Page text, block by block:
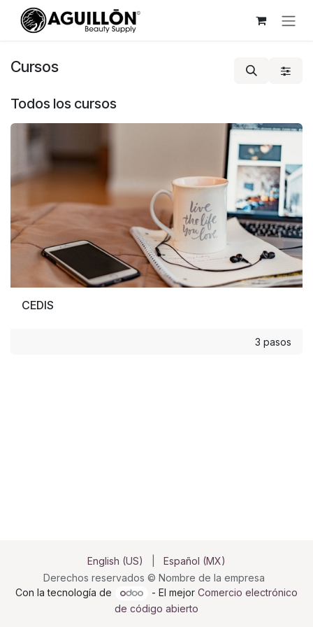
Ir al contenido
Cursos
Todos los cursos
CEDIS
3 pasos
Derechos reservados © Nombre de la empresa
English (US) Español (MX)
Con la tecnología de - El mejor Comercio electrónico
de código abierto